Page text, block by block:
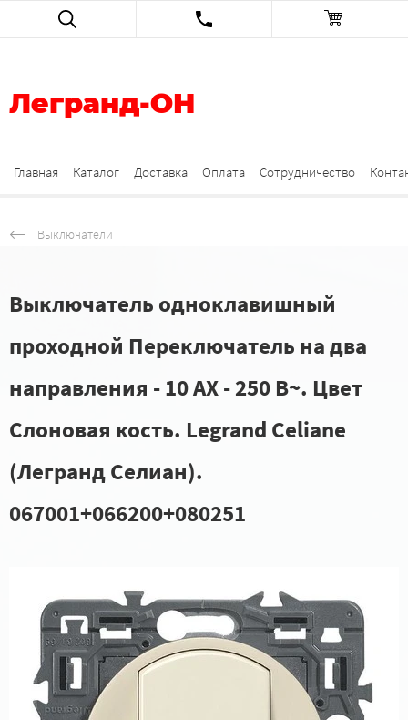
Легранд-ОН
Главная Каталог Доставка Оплата Сотрудничество
Выключатели
Выключатель одноклавишный
проходной Переключатель на два
направления - 10 AX - 250 В~. Цвет
Слоновая кость. Legrand Celiane
(Легранд Селиан).
067001+066200+080251